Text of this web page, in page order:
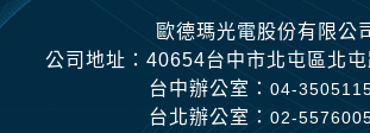
歐德瑪光電股份有限公
公司地址：40654台中市北屯區北
台中辦公室： 04-
台北辦公室： 02-